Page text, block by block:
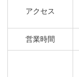
アクセス
営業時間